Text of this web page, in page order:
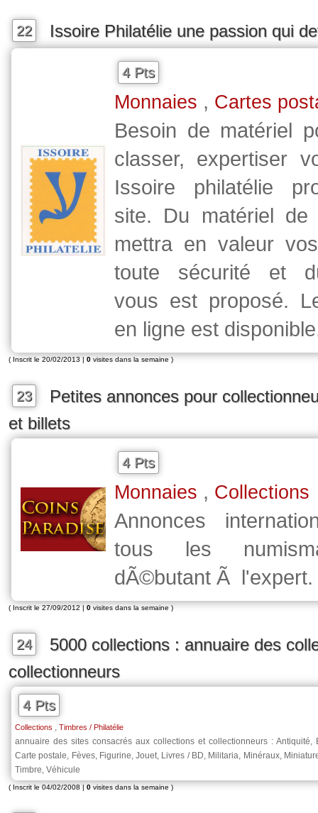
22 Issoire Philatélie une passion qui
4 Pts
Monnaies , Cartes
Besoin de matériel
classer, expertiser
Issoire philatélie
site. Du matériel de
mettra en valeur
toute sécurité et
vous est proposé.
en ligne est
( Inscrit le 20/02/2013 | 0 visites dans la semaine )
23
Petites annonces pour
et billets
4 Pts
Monnaies , Collections
Annonces
tous les
dÃ©butant Ã l'expert.
( Inscrit le 27/09/2012 | 0 visites dans la semaine )
24
5000 collections : annuaire des
collectionneurs
4 Pts
Collections , Timbres / Philatélie
annuaire des sites consacrés aux collections et collectionneurs : Antiquité,
Carte postale, Fèves, Figurine, Jouet, Livres / BD, Militaria, Minéraux,
Timbre, Véhicule
( Inscrit le 04/02/2008 | 0 visites dans la semaine )